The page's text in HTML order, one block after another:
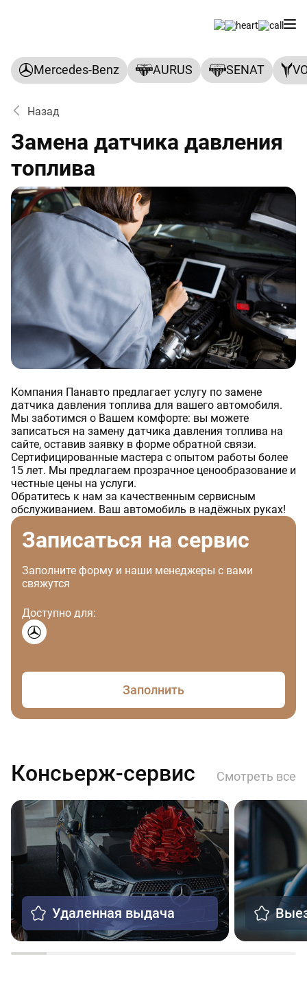
Mercedes-Benz AURUS SENAT
Назад
Замена датчика давления
топлива
Компания Панавто предлагает услугу по замене
датчика давления топлива для вашего автомобиля.
Мы заботимся о Вашем комфорте: вы можете
записаться на замену датчика давления топлива на
сайте, оставив заявку в форме обратной связи.
Сертифицированные мастера с опытом работы более
15 лет. Мы предлагаем прозрачное ценообразование и
честные цены на услуги.
Обратитесь к нам за качественным сервисным
обслуживанием. Ваш автомобиль в надёжных руках!
Записаться на сервис
Заполните форму и наши менеджеры с вами
свяжутся
Доступно для:
Заполнить
Консьерж-сервис Смотреть все
Удаленная выдача